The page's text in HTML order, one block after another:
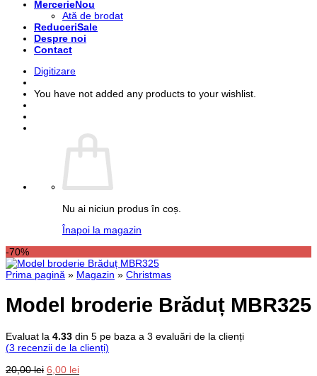
Mercerie
Ată de brodat
Reduceri
Despre noi
Contact
Digitizare
You have not added any products to your wishlist.
Nu ai niciun produs în coș.
Înapoi la magazin
-70%
Prima pagină » Magazin » Christmas
Model broderie Brăduț MBR325
Evaluat la 4.33 din 5 pe baza a 3 evaluări de la clienți
(3 recenzii de la clienți)
20,00lei Prețul
6,00 leiPrețul